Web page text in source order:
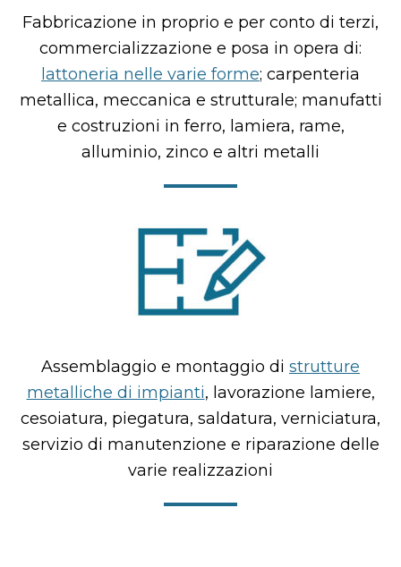
Fabbricazione in proprio e per conto di terzi,
commercializzazione e posa in opera di:
lattoneria nelle varie forme; carpenteria
metallica, meccanica e strutturale; manufatti
e costruzioni in ferro, lamiera, rame,
alluminio, zinco e altri metalli
Assemblaggio e montaggio di strutture
metalliche di impianti, lavorazione lamiere,
cesoiatura, piegatura, saldatura, verniciatura,
servizio di manutenzione e riparazione delle
varie realizzazioni